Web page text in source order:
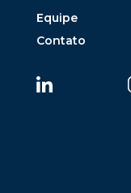
Equipe
Contato